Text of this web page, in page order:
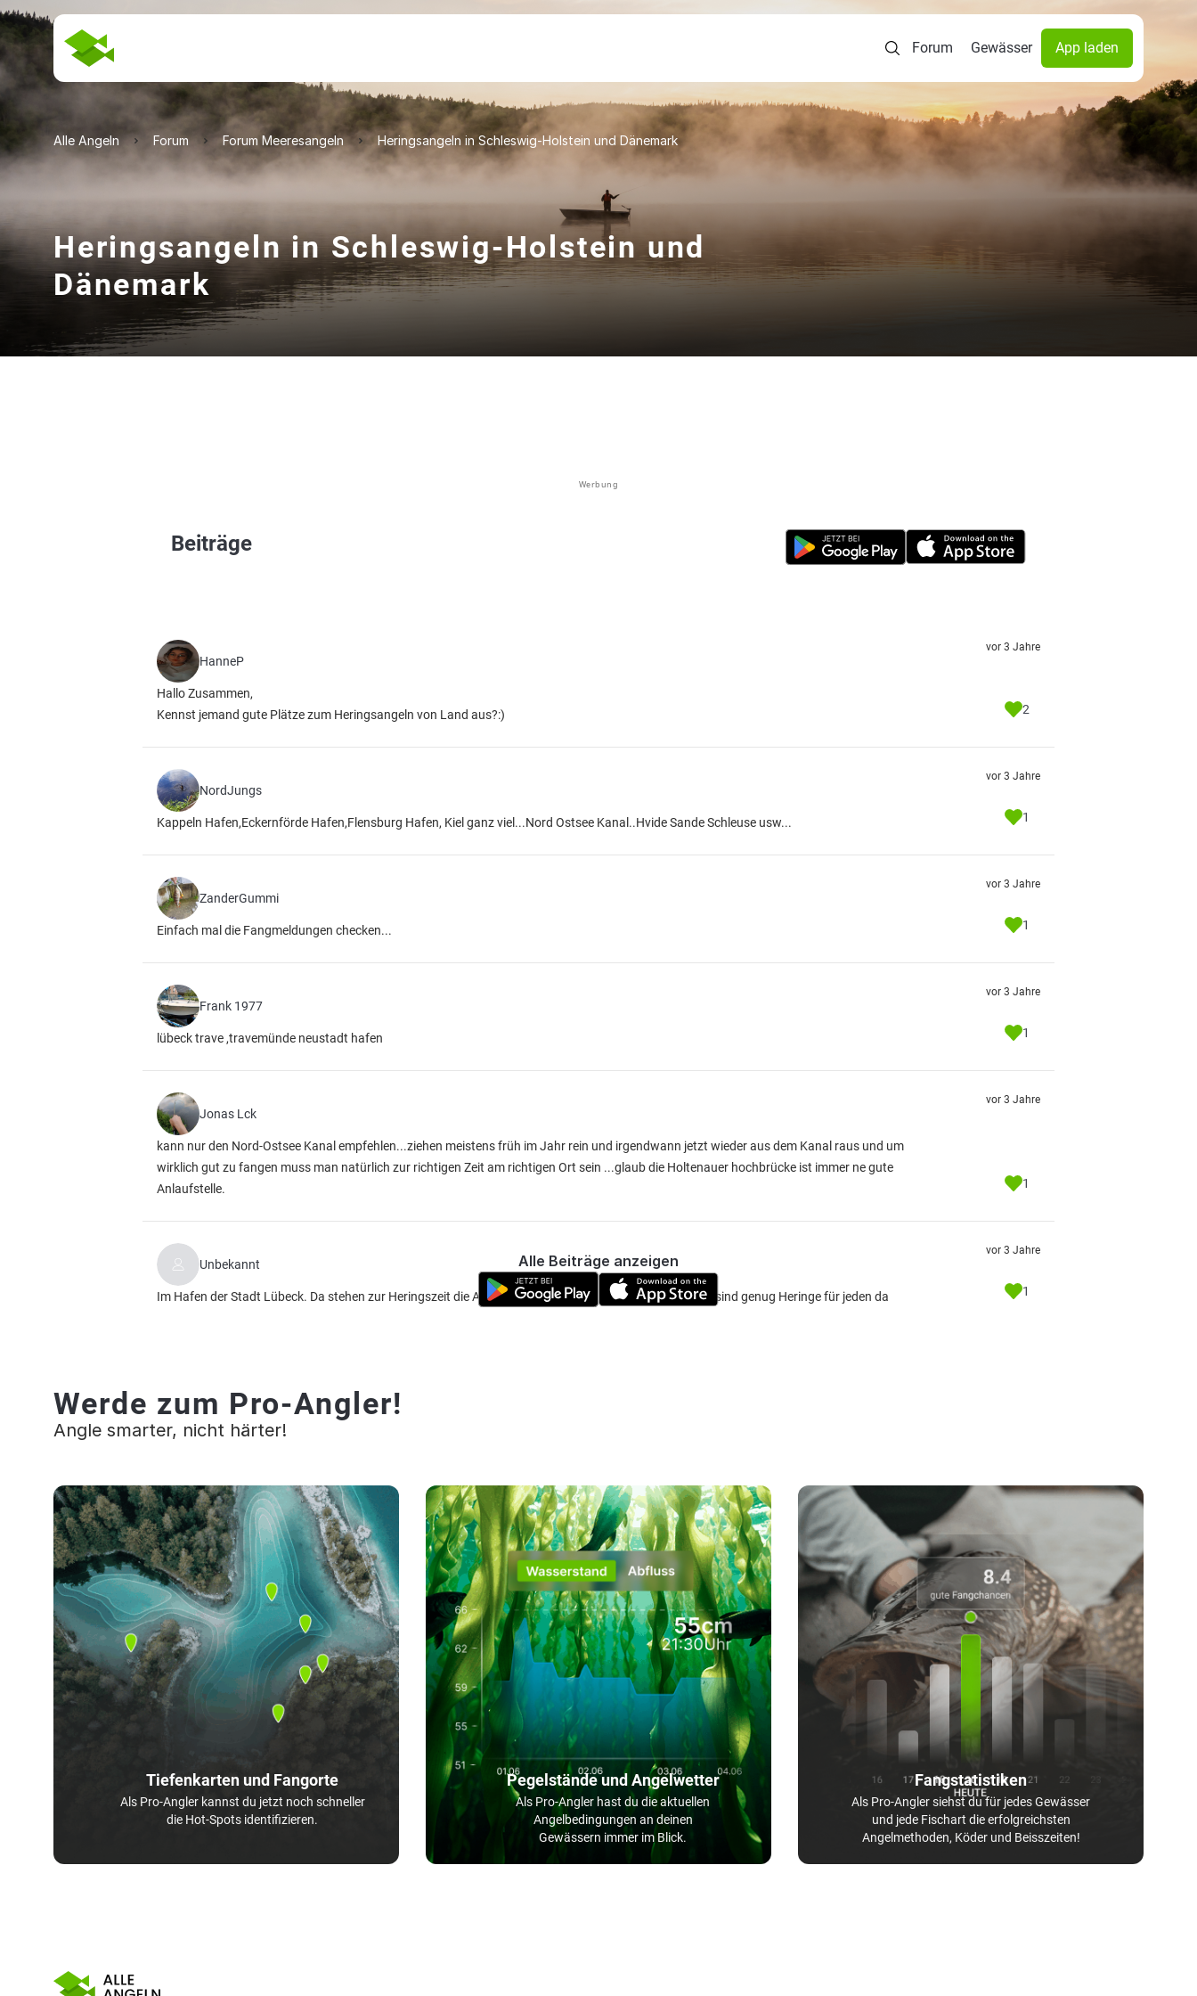
Forum Gewässer App laden
Alle Angeln Forum Forum Meeresangeln Heringsangeln in Schleswig-Holstein und Dänemark
Heringsangeln in Schleswig-Holstein und
Dänemark
Werbung
Beiträge
HanneP
Hallo Zusammen,
Kennst jemand gute Plätze zum Heringsangeln von Land aus?:)
vor 3 Jahre
2
NordJungs
Kappeln Hafen,Eckernförde Hafen,Flensburg Hafen, Kiel ganz viel...Nord Ostsee Kanal..Hvide Sande Schleuse usw...
vor 3 Jahre
1
ZanderGummi
Einfach mal die Fangmeldungen checken...
vor 3 Jahre
1
Frank 1977
lübeck trave ,travemünde neustadt hafen
vor 3 Jahre
1
Jonas Lck
kann nur den Nord-Ostsee Kanal empfehlen...ziehen meistens früh im Jahr rein und irgendwann jetzt wieder aus dem Kanal raus und um
wirklich gut zu fangen muss man natürlich zur richtigen Zeit am richtigen Ort sein ...glaub die Holtenauer hochbrücke ist immer ne gute
Anlaufstelle.
vor 3 Jahre
1
Unbekannt
Im Hafen der Stadt Lübeck. Da stehen zur Heringszeit die Angler/innen Po an Po. Aber keine Angst, es sind genug Heringe für jeden da
vor 3 Jahre
1
Alle Beiträge anzeigen
Werde zum Pro-Angler!
Angle smarter, nicht härter!
Tiefenkarten und Fangorte
Als Pro-Angler kannst du jetzt noch schneller
die Hot-Spots identifizieren.
Pegelstände und Angelwetter
Als Pro-Angler hast du die aktuellen
Angelbedingungen an deinen
Gewässern immer im Blick.
Fangstatistiken
Als Pro-Angler siehst du für jedes Gewässer
und jede Fischart die erfolgreichsten
Angelmethoden, Köder und Beisszeiten!